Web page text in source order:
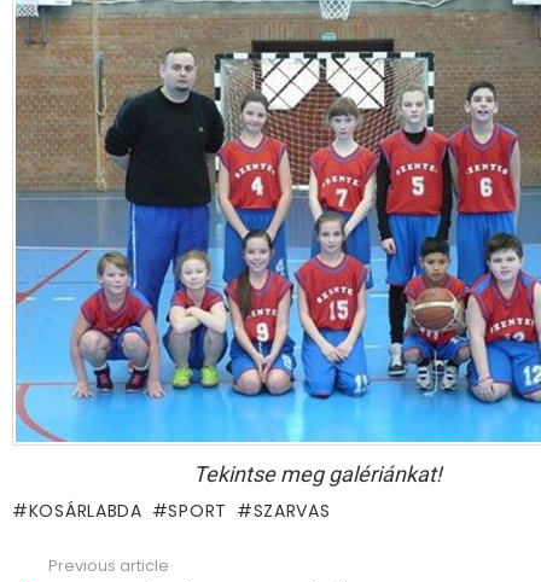
Tekintse meg galériánkat!
KOSÁRLABDA SPORT SZARVAS
Previous article